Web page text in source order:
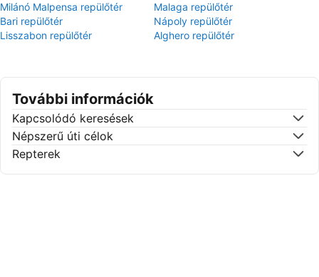
Milánó Malpensa repülőtér
Malaga repülőtér
Bari repülőtér
Nápoly repülőtér
Lisszabon repülőtér
Alghero repülőtér
További információk
Kapcsolódó keresések
Népszerű úti célok
Repterek